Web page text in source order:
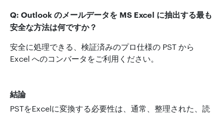
Q: Outlook のメールデータを MS Excel に抽出する最も
安全な方法は何ですか？
安全に処理できる、検証済みのプロ仕様の PST から
Excel へのコンバータをご利用ください。
結論
PSTをExcelに変換する必要性は、通常、整理された、読